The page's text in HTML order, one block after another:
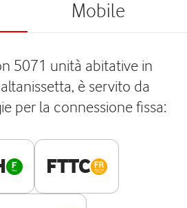
Mobile
5071 unità abitative in
è servito da
per la connessione fissa:
FTTC